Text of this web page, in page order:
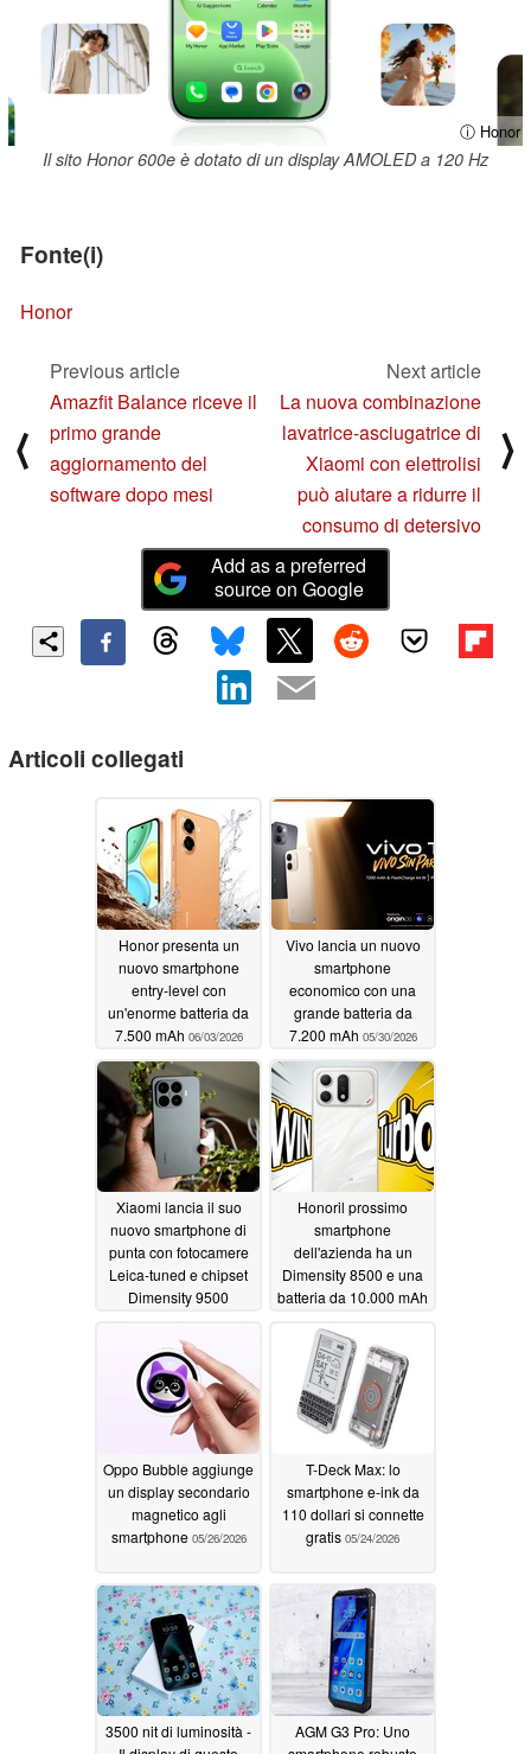
ⓘ Honor
Il sito Honor 600e è dotato di un display AMOLED a 120 Hz
Fonte(i)
Honor
⟨
Previous article
Amazfit Balance riceve il
primo grande
aggiornamento del
software dopo mesi
Next article
La nuova combinazione
lavatrice-asciugatrice di
Xiaomi con elettrolisi
può aiutare a ridurre il
consumo di detersivo
⟩
Add as a preferred
source on Google
Articoli collegati
Honor presenta un
nuovo smartphone
entry-level con
un'enorme batteria da
7.500 mAh 06/03/2026
Vivo lancia un nuovo
smartphone
economico con una
grande batteria da
7.200 mAh 05/30/2026
Xiaomi lancia il suo
nuovo smartphone di
punta con fotocamere
Leica-tuned e chipset
Dimensity 9500
Honoril prossimo
smartphone
dell'azienda ha un
Dimensity 8500 e una
batteria da 10.000 mAh
Oppo Bubble aggiunge
un display secondario
magnetico agli
smartphone 05/26/2026
T-Deck Max: lo
smartphone e-ink da
110 dollari si connette
gratis 05/24/2026
3500 nit di luminosità -
AGM G3 Pro: Uno